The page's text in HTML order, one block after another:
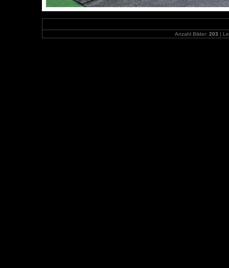
Anzahl Bilder: 203 |